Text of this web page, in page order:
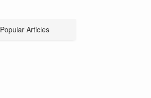
Popular Articles